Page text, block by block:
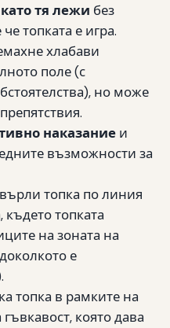
тя лежи без
топката е игра.
хлабави
поле (с
но може
наказаниеи
възможности за
топка по линия
където топката
на зоната на
е
топка в рамките на
която дава